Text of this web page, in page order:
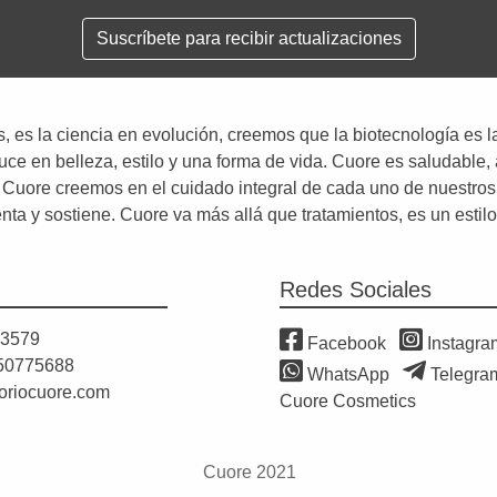
Suscríbete para recibir actualizaciones
es la ciencia en evolución, creemos que la biotecnología es
en belleza, estilo y una forma de vida. Cuore es
creemos en el cuidado integral de cada uno de
y sostiene. Cuore va más allá que tratamientos, es un
Redes Sociales
Facebook
WhatsApp
Cuore Cosmetics
Cuore 2021